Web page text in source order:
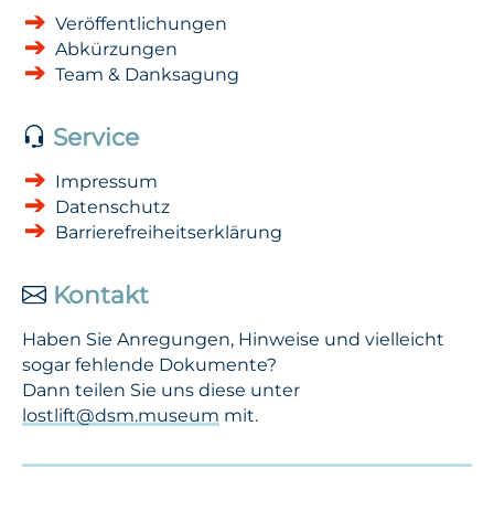
Veröffentlichungen
Abkürzungen
Team & Danksagung
Service
Impressum
Datenschutz
Barrierefreiheitserklärung
Kontakt
Haben Sie Anregungen, Hinweise und vielleicht
sogar fehlende Dokumente?
Dann teilen Sie uns diese unter
lostlift@dsm.museum mit.